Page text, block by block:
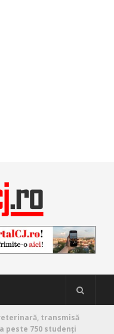
transmisă
peste 750 studenți